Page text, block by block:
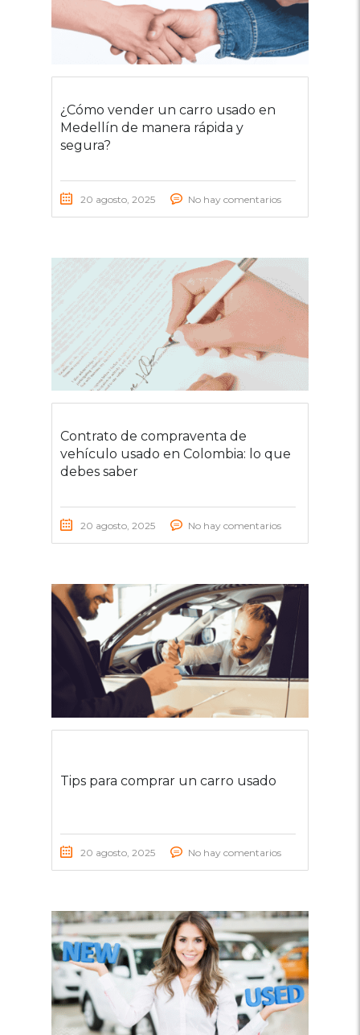
¿Cómo vender un carro usado en
Medellín de manera rápida y
segura?
20 agosto, 2025 No hay comentarios
Contrato de compraventa de
vehículo usado en Colombia: lo que
debes saber
20 agosto, 2025 No hay comentarios
Tips para comprar un carro usado
20 agosto, 2025 No hay comentarios